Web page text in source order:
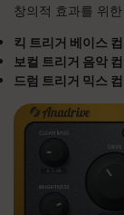
창의적 효과를 위
킥 트리거 베이스
보컬 트리거 음악
드럼 트리거 믹스